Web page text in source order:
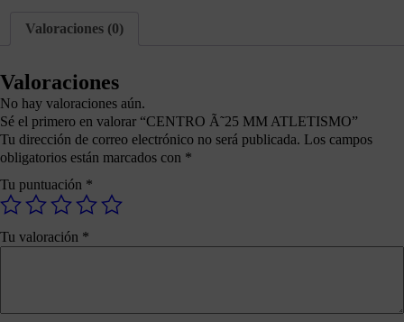
Valoraciones (0)
Valoraciones
No hay valoraciones aún.
Sé el primero en valorar “CENTRO Ã˜25 MM ATLETISMO”
Tu dirección de correo electrónico no será publicada. Los campos
obligatorios están marcados con *
Tu puntuación *
Tu valoración *